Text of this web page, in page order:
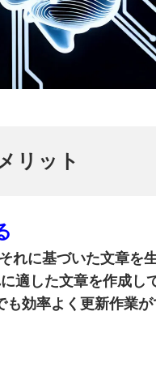
リット
に基づいた文章を
適した文章を作成し
効率よく更新作業が